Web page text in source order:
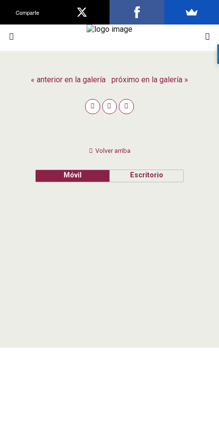
« anterior en la galería próximo en la galería »
Volver arriba
Móvil Escritorio
Comparte